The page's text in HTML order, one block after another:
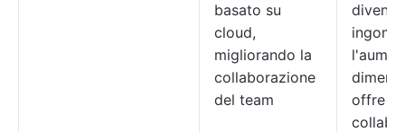
basato su
cloud,
migliorando la
collaborazione
del team
diventa
offre